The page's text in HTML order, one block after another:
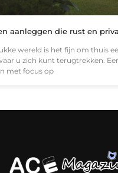
aanleggen die rust en
wereld is het fijn om thuis
u zich kunt terugtrekken.
met focus op